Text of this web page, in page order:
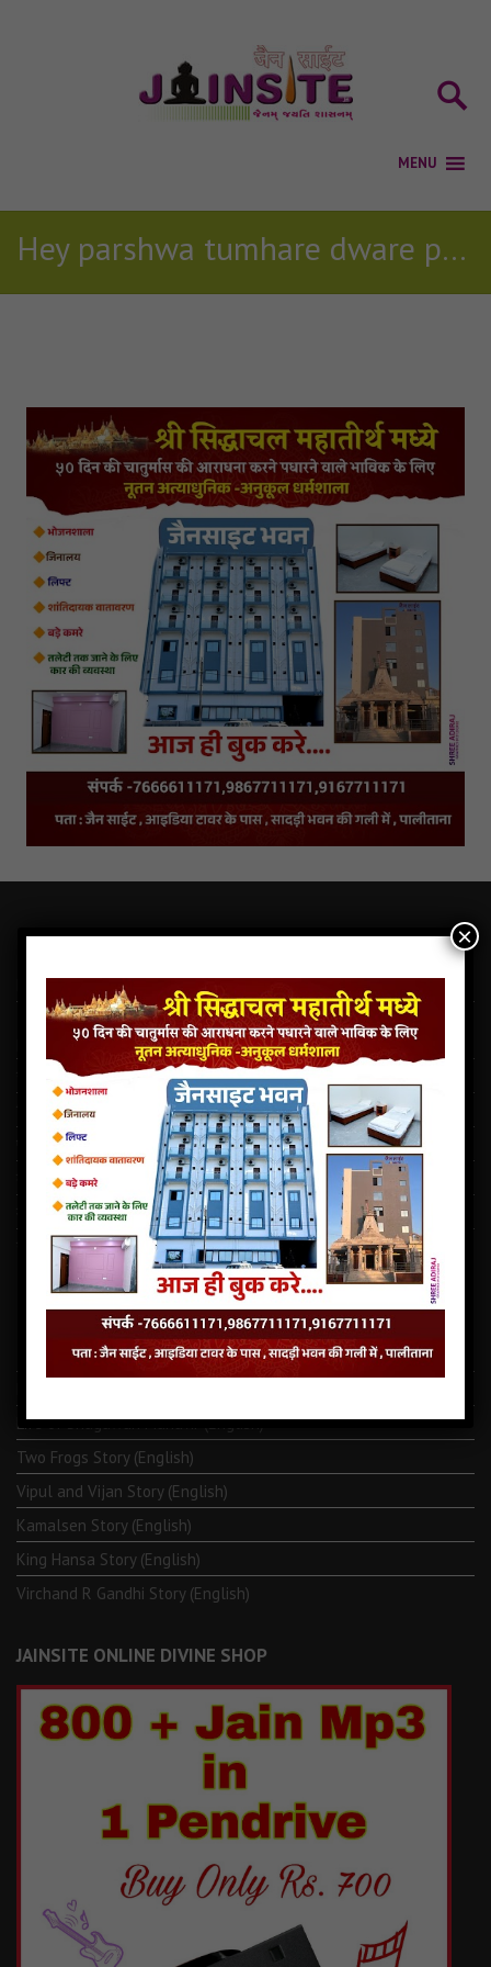
Hey parshwa tumhare dware par jain bhajan
LATEST NEWS OF JAINS
Latest Jain Dharamshala In Palitana
This story dates back to the time when India and Pakistan
partitioned in 1947
राजस्थान में दो मंदिर की चोरी ऐवंम परमात्मा को खण्डित किये गये
सिद्धाचल मध्ये जैन साइट भुवन पालीताना अनेक सुविधा से सुशोभित तीर्थ.
पालीताना का सौप्रथम सहस्त्रकूट जिनालय
कालधर्म समाचार
माणिभद्र वीर की शक्तिपीठ का शिलान्यास
नवपदजी की ओली से कोढ दूर हो सकते है तो…कोरोना क्यों नहीं ⁉️
LATEST JAINISM
The Jain Monk and his Saka saviours (English)
Life of Bhagawän Mahävir (English)
Two Frogs Story (English)
Vipul and Vijan Story (English)
Kamalsen Story (English)
King Hansa Story (English)
Virchand R Gandhi Story (English)
JAINSITE ONLINE DIVINE SHOP
×